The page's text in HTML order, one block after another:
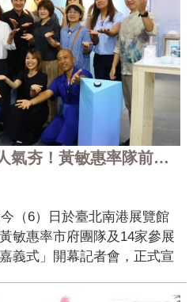
14家「嘉義式」品牌人氣夯！黃敏惠率隊前進文博會 分享「我們嘉義式」
（6）日於臺北南港展覽館
敏惠率市府團隊及14家參展
義式」開幕記者會，正式宣
關係、好風格」三大策展主